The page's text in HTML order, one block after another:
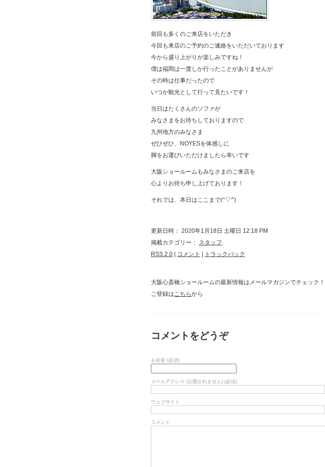
前回も多くのご来店をいただき
今回も来店のご予約のご連絡をいただいております
今から盛り上がりが楽しみですね！
僕は福岡は一度しか行ったことがありませんが
その時は仕事だったので
いつか観光として行って見たいです！
当日はたくさんのソファが
みなさまをお待ちしておりますので
九州地方のみなさま
ぜひぜひ、NOYESを体感しに
脚をお運びいただけましたら幸いです
大阪ショールームもみなさまのご来店を
心よりお待ち申し上げております！
それでは、本日はここまで(^▽^)
更新日時： 2020年1月18日 土曜日 12:18 PM
掲載カテゴリー： スタッフ.
RSS 2.0
コメント トラックバック
大阪心斎橋ショールームの最新情報はメールマガジンでチェック！
ご登録はこちらから
コメントをどうぞ
お名前 (必須)
メールアドレス (公開されません) (必須)
ウェブサイト
コメント